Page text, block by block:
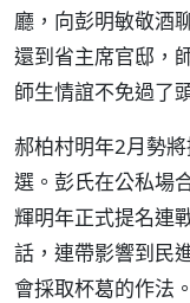
廳，向彭明敏敬酒
還到省主席官邸，
師生情誼不免過了
郝柏村明年2月勢
選。彭氏在公私場
輝明年正式提名連
話，連帶影響到民
會採取杯葛的作法